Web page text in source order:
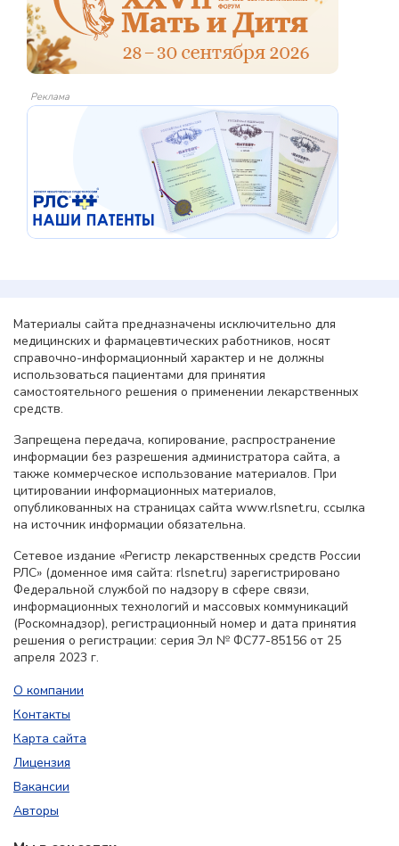
Реклама
Материалы сайта предназначены исключительно для
медицинских и фармацевтических работников, носят
справочно-информационный характер и не должны
использоваться пациентами для принятия
самостоятельного решения о применении лекарственных
средств.
Запрещена передача, копирование, распространение
информации без разрешения администратора сайта, а
также коммерческое использование материалов. При
цитировании информационных материалов,
опубликованных на страницах сайта www.rlsnet.ru, ссылка
на источник информации обязательна.
Сетевое издание «Регистр лекарственных средств России
РЛС» (доменное имя сайта: rlsnet.ru) зарегистрировано
Федеральной службой по надзору в сфере связи,
информационных технологий и массовых коммуникаций
(Роскомнадзор), регистрационный номер и дата принятия
решения о регистрации: серия Эл № ФС77-85156 от 25
апреля 2023 г.
О компании
Контакты
Карта сайта
Лицензия
Вакансии
Авторы